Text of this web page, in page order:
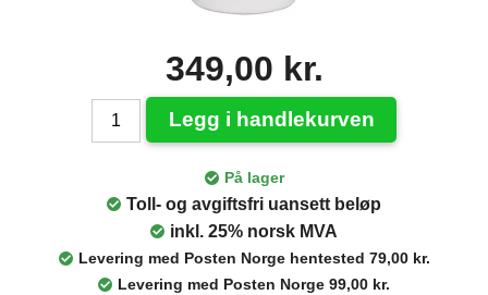
349,00 kr.
Legg i handlekurven
På lager
Toll- og avgiftsfri uansett beløp
inkl. 25% norsk MVA
Levering med Posten Norge hentested 79,00 kr.
Levering med Posten Norge 99,00 kr.